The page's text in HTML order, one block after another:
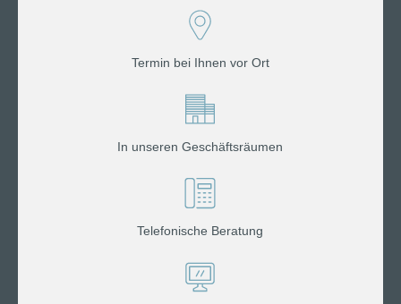
Termin bei Ihnen vor Ort
In unseren Geschäftsräumen
Telefonische Beratung